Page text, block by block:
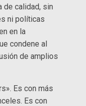
de calidad, sin
ni políticas
en la
condene al
de amplios
Es con más
Es con